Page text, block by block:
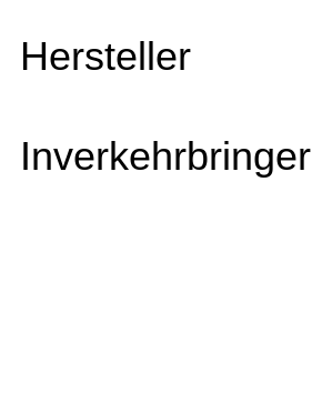
Hersteller
Inverkehrbringer